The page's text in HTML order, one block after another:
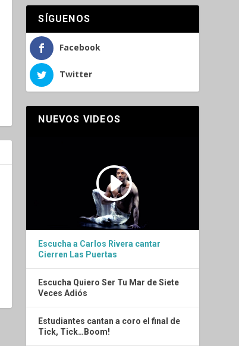
SÍGUENOS
Facebook
Twitter
NUEVOS VIDEOS
Escucha a Carlos Rivera cantar
Cierren Las Puertas
Escucha Quiero Ser Tu Mar de Siete
Veces Adiós
Estudiantes cantan a coro el final de
Tick, Tick…Boom!